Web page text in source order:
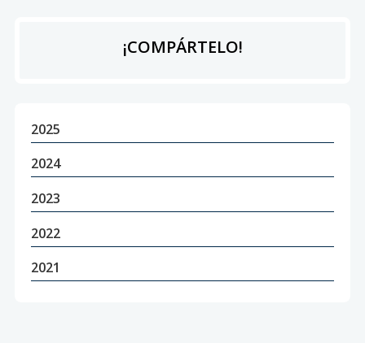
¡COMPÁRTELO!
2025
2024
2023
2022
2021